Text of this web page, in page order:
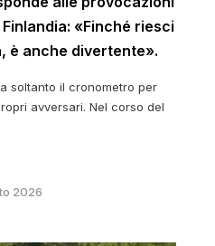
«Finché riesci
è anche divertente».
soltanto il cronometro per
avversari. Nel corso del
2026